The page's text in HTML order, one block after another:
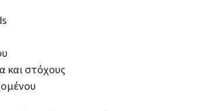
και στόχους